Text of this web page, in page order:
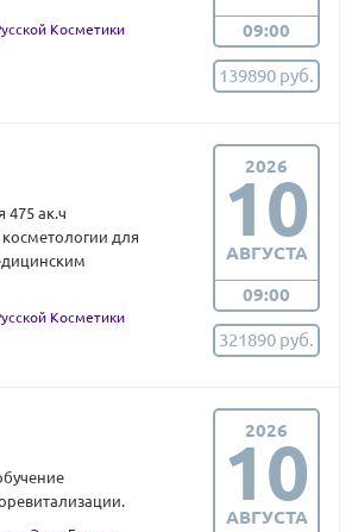
Косметики 09:00
139890 руб.
475 ак.ч
для
Косметики
2026
10
АВГУСТА
09:00
321890 руб.
2026
10
АВГУСТА